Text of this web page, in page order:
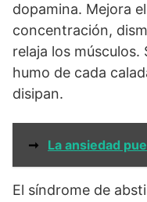
dopamina. Mejora
concentración,
relaja los músculos.
humo de cada
disipan.
➞ La ansiedad
El síndrome de